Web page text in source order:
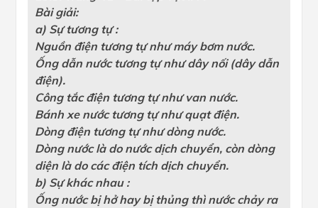
Bài giải:
a) Sự tương tự :
Nguồn điện tương tự như máy bơm nước.
Ống dẫn nước tương tự như dây nối (dây dẫn
điện).
Công tắc điện tương tự như van nước.
Bánh xe nước tương tự như quạt điện.
Dòng điện tương tự như dòng nước.
Dòng nước là do nước dịch chuyển, còn dòng
diện là do các điện tích dịch chuyển.
b) Sự khác nhau :
Ống nước bị hở hay bị thủng thì nước chảy ra